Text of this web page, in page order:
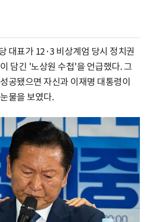
대표가 12·3 비상계엄 당시 정치권
담긴 '노상원 수첩'을 언급했다. 그
공됐으면 자신과 이재명 대통령이
물을 보였다.